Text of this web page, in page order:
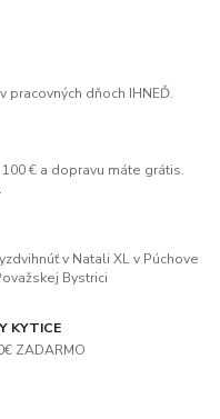
pracovných dňoch IHNEĎ.
€ a dopravu máte grátis.
v Natali XL v Púchove
Bystrici
KYTICE
ZADARMO